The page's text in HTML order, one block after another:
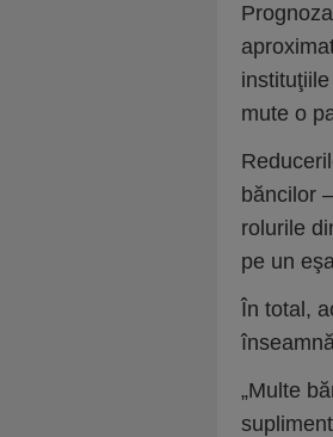
mute o
băncilor
rolurile
pe un
În total,
„Multe